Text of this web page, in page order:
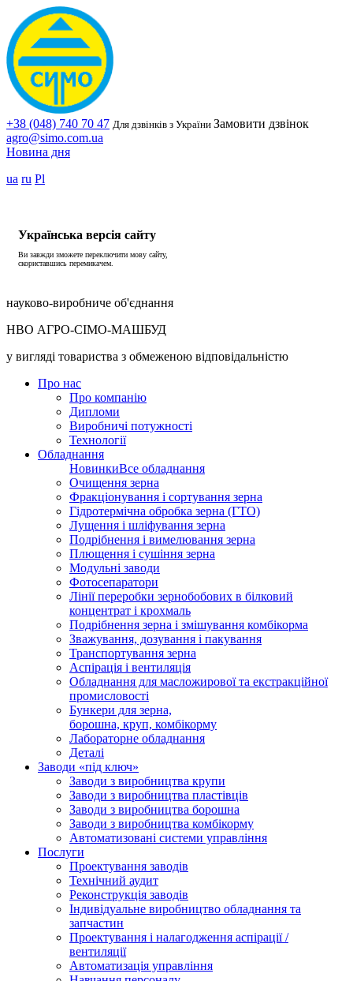
+38 (048) 740 70 47 Для дзвінків з України Замовити дзвінок
agro@simo.com.ua
Новина дня
ua ru Pl
Українська версія сайту
Ви завжди зможете переключити мову сайту,
скориставшись перемикачем.
науково-виробниче об'єднання
НВО АГРО-СІМО-МАШБУД
у вигляді товариства з обмеженою відповідальністю
Про нас
Про компанію
Дипломи
Виробничі потужності
Технології
Обладнання
НовинкиВсе обладнання
Очищення зерна
Фракціонування і сортування зерна
Гідротермічна обробка зерна (ГТО)
Лущення і шліфування зерна
Подрібнення і вимелювання зерна
Плющення і сушіння зерна
Модульні заводи
Фотосепаратори
Лінії переробки зернобобових в білковий
концентрат і крохмаль
Подрібнення зерна і змішування комбікорма
Зважування, дозування і пакування
Транспортування зерна
Аспірація і вентиляція
Обладнання для масложирової та екстракційної
промисловості
Бункери для зерна,
борошна, круп, комбікорму
Лабораторне обладнання
Деталі
Заводи «під ключ»
Заводи з виробництва крупи
Заводи з виробництва пластівців
Заводи з виробництва борошна
Заводи з виробництва комбікорму
Автоматизовані системи управління
Послуги
Проектування заводів
Технічний аудит
Реконструкція заводів
Індивідуальне виробництво обладнання та
запчастин
Проектування і налагодження аспірації /
вентиляції
Автоматизація управління